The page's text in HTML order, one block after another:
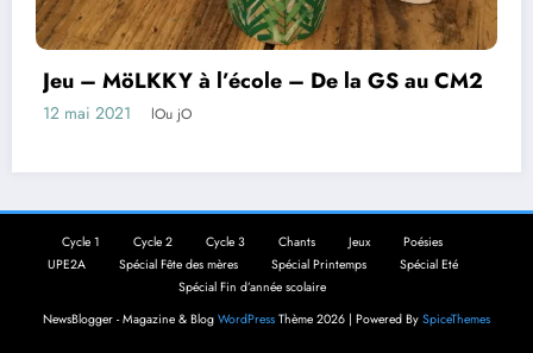
Jeu – MöLKKY à l’école – De la GS au CM2
12 mai 2021 lOu jO
Cycle 1 Cycle 2 Cycle 3 Chants Jeux
Poésies
UPE2A
Spécial Fête des mères Spécial Printemps
Spécial Eté
Spécial Fin d’année scolaire
NewsBlogger - Magazine & Blog WordPress Thème 2026 | Powered By SpiceThemes